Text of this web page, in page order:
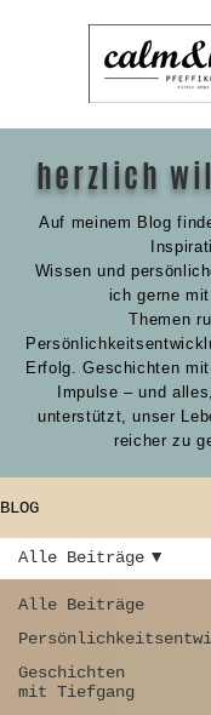
herzlich
Auf meinem Blog
Wissen und
ich gerne
Themen
Erfolg. Geschichten
Impulse – und
unterstützt, unser
reicher zu
BLOG
Alle Beiträge
Geschichten
mit Tiefgang
Alle Beiträge